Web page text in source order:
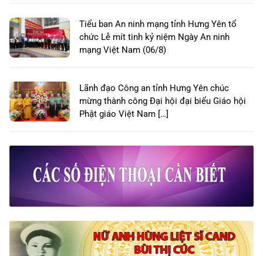
Tiểu ban An ninh mạng tỉnh Hưng Yên tổ
chức Lễ mít tinh kỷ niệm Ngày An ninh
mạng Việt Nam (06/8)
Lãnh đạo Công an tỉnh Hưng Yên chúc
mừng thành công Đại hội đại biểu Giáo hội
Phật giáo Việt Nam […]